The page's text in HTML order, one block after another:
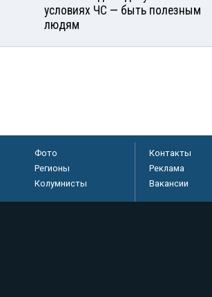
условиях ЧС — быть полезным
людям
Фото
Регионы
Колумнисты
Контакты
Реклама
Вакансии